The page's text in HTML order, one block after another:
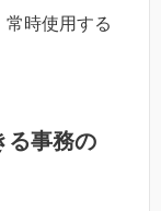
時使用する
る事務の